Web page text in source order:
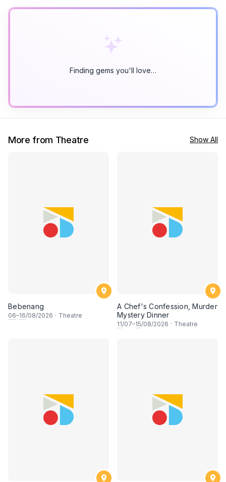
Finding gems you'll love…
More from Theatre Show All
Bebenang
06–16/08/2026 · Theatre
A Chef's Confession, Murder
Mystery Dinner
11/07–15/08/2026 · Theatre